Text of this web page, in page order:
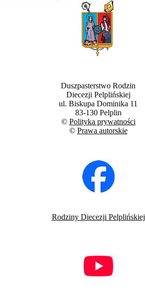
Duszpasterstwo Rodzin
Diecezji Pelplińskiej
ul. Biskupa Dominika 11
83-130 Pelplin
© Polityka prywatności
© Prawa autorskie
Rodziny Diecezji Pelplińskiej